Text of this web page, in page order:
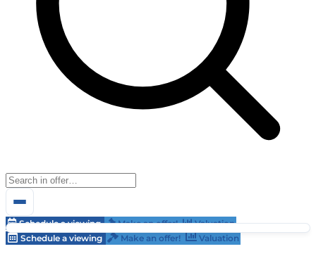
Schedule a viewing Make an offer!
Valuation
Schedule a viewing
Make an offer! Valuation